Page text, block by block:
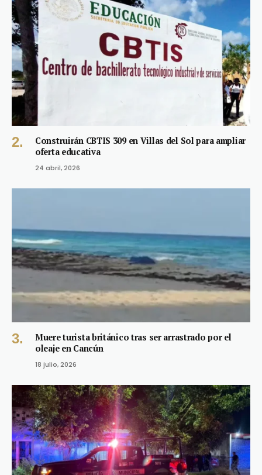
Construirán CBTIS 309 en Villas del Sol para ampliar
oferta educativa
24 abril, 2026
Muere turista británico tras ser arrastrado por el
oleaje en Cancún
18 julio, 2026